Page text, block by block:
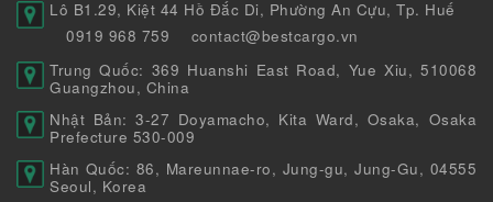
Lô B1.29, Kiệt 44 Hồ Đắc Di, Phường An Cựu, Tp. Huế
0919 968 759
contact@bestcargo.vn
Trung Quốc: 369 Huanshi East Road, Yue Xiu, 510068
Guangzhou, China
Nhật Bản: 3-27 Doyamacho, Kita Ward, Osaka, Osaka
Prefecture 530-009
Hàn Quốc: 86, Mareunnae-ro, Jung-gu, Jung-Gu, 04555
Seoul, Korea